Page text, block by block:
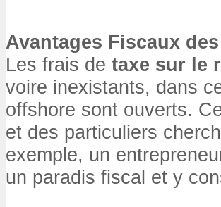
Avantages Fiscaux
Les frais de taxe sur le
voire inexistants, dans
offshore sont ouverts.
et des particuliers
exemple, un
un paradis fiscal et y